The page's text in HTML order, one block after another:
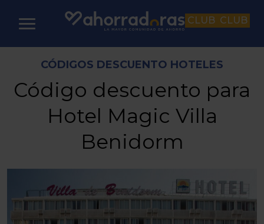
CLUB CLUB
CÓDIGOS DESCUENTO HOTELES
Código descuento para
Hotel Magic Villa
Benidorm